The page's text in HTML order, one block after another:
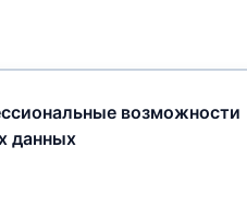
возможности
данных